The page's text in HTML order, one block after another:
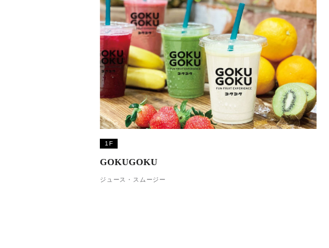
1F
GOKUGOKU
ジュース・スムージー